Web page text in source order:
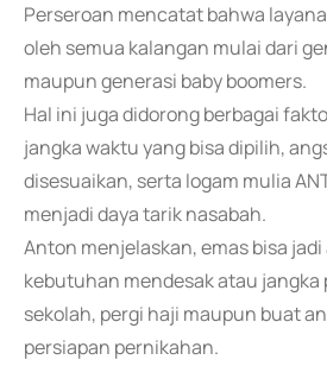
Perseroan mencatat bahwa
oleh semua kalangan mulai dari
maupun generasi baby boomers.
Hal ini juga didorong berbagai
jangka waktu yang bisa dipilih,
disesuaikan, serta logam mulia
menjadi daya tarik nasabah.
Anton menjelaskan, emas bisa
kebutuhan mendesak atau jangka
sekolah, pergi haji maupun buat
persiapan pernikahan.